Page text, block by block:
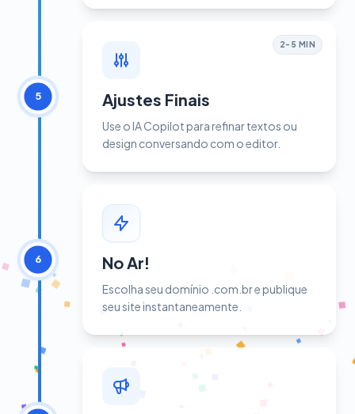
5
2-5 MIN
Ajustes Finais
Use o IA Copilot para refinar textos ou
design conversando com o editor.
6 No Ar!
Escolha seu domínio .com.br e publique
seu site instantaneamente.